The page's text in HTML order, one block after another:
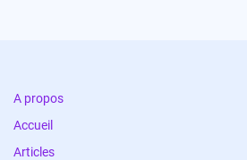
A propos
Accueil
Articles